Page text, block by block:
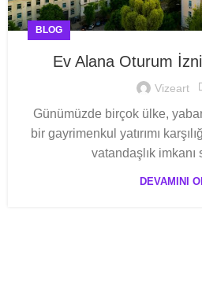
BLOG
Ev Alana Oturum
Vizeart
Günümüzde birçok ülke,
bir gayrimenkul yatırımı
vatandaşlık imkanı
DEVAMINI